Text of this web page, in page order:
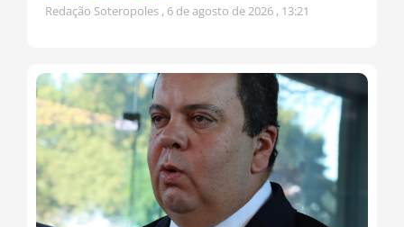
Redação Soteropoles 6 de agosto de 2026 13:21